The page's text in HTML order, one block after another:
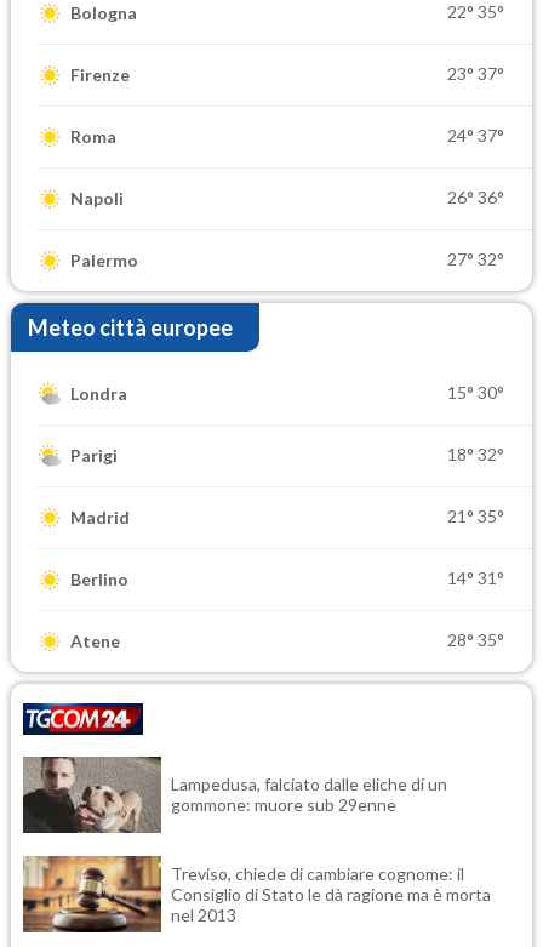
Bologna 22° 35°
Firenze 23° 37°
Roma 24° 37°
Napoli 26° 36°
Palermo 27° 32°
Meteo città europee
Londra 15° 30°
Parigi 18° 32°
Madrid 21° 35°
Berlino 14° 31°
Atene 28° 35°
Lampedusa, falciato dalle eliche di un
gommone: muore sub 29enne
Treviso, chiede di cambiare cognome: il
Consiglio di Stato le dà ragione ma è morta
nel 2013